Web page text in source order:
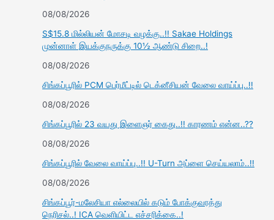
08/08/2026
S$15.8 மில்லியன் மோசடி வழக்கு..!! Sakae Holdings
முன்னாள் இயக்குநருக்கு 10½ ஆண்டு சிறை..!
08/08/2026
சிங்கப்பூரில் PCM பெர்மீட்டில் டெக்னீசியன் வேலை வாய்ப்பு..!!
08/08/2026
சிங்கப்பூரில் 23 வயது இளைஞர் கைது..!! காரணம் என்ன..??
08/08/2026
சிங்கப்பூரில் வேலை வாய்ப்பு..!! U-Turn அப்ளை செய்யலாம்..!!
08/08/2026
சிங்கப்பூர்-மலேசியா எல்லையில் கடும் போக்குவரத்து
நெரிசல்..! ICA வெளியிட்ட எச்சரிக்கை..!